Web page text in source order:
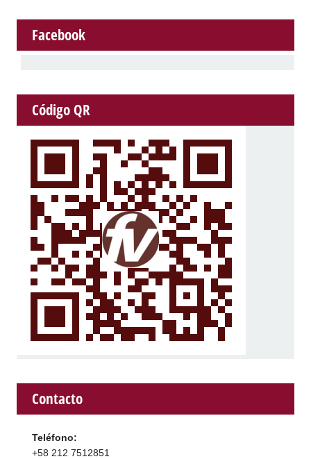
Facebook
Código QR
Contacto
Teléfono:
+58 212 7512851